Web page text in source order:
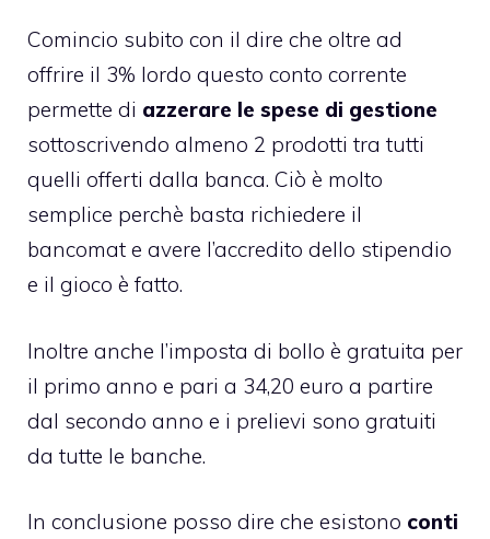
Comincio subito con il dire che oltre ad
offrire il 3% lordo questo conto corrente
permette di azzerare le spese di gestione
sottoscrivendo almeno 2 prodotti tra tutti
quelli offerti dalla banca. Ciò è molto
semplice perchè basta richiedere il
bancomat e avere l’accredito dello stipendio
e il gioco è fatto.
Inoltre anche l’imposta di bollo è gratuita per
il primo anno e pari a 34,20 euro a partire
dal secondo anno e i prelievi sono gratuiti
da tutte le banche.
In conclusione posso dire che esistono conti